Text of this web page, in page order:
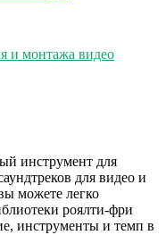
и монтажа видео
инструмент для
для видео и
можете легко
роялти-фри
инструменты и темп в